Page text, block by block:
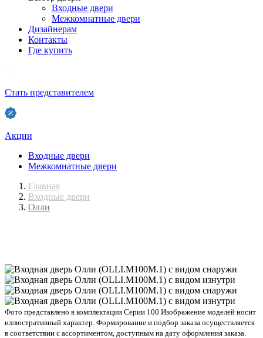
Входные двери
Межкомнатные двери
Дизайнерам
Контакты
Где купить
Стать представителем
Акции
Входные двери
Межкомнатные двери
Главная
Входные двери
Олли
Фото представлено в комплектации Серии 100.Изображение моделей носит
иллюстративный характер. Формирование и подбор заказа осуществляется
в соответствии с ассортиментом, доступным на дату оформления заказа.